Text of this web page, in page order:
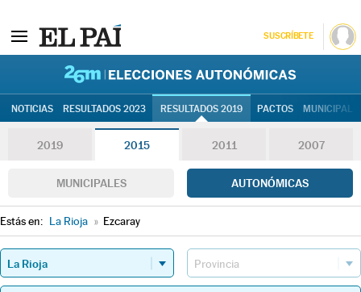
SUSCRÍBETE
NOTICIAS RESULTADOS 2023 RESULTADOS 2019 PACTOS
2019 2015 2011 2007
MUNICIPALES AUTONÓMICAS
Estás en: La Rioja » Ezcaray